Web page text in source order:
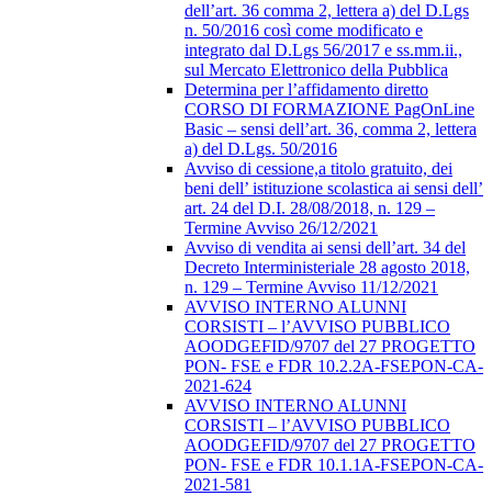
dell’art. 36 comma 2, lettera a) del D.Lgs
n. 50/2016 così come modificato e
integrato dal D.Lgs 56/2017 e ss.mm.ii.,
sul Mercato Elettronico della Pubblica
Determina per l’affidamento diretto
CORSO DI FORMAZIONE PagOnLine
Basic – sensi dell’art. 36, comma 2, lettera
a) del D.Lgs. 50/2016
Avviso di cessione,a titolo gratuito, dei
beni dell’ istituzione scolastica ai sensi dell’
art. 24 del D.I. 28/08/2018, n. 129 –
Termine Avviso 26/12/2021
Avviso di vendita ai sensi dell’art. 34 del
Decreto Interministeriale 28 agosto 2018,
n. 129 – Termine Avviso 11/12/2021
AVVISO INTERNO ALUNNI
CORSISTI – l’AVVISO PUBBLICO
AOODGEFID/9707 del 27 PROGETTO
PON- FSE e FDR 10.2.2A-FSEPON-CA-
2021-624
AVVISO INTERNO ALUNNI
CORSISTI – l’AVVISO PUBBLICO
AOODGEFID/9707 del 27 PROGETTO
PON- FSE e FDR 10.1.1A-FSEPON-CA-
2021-581